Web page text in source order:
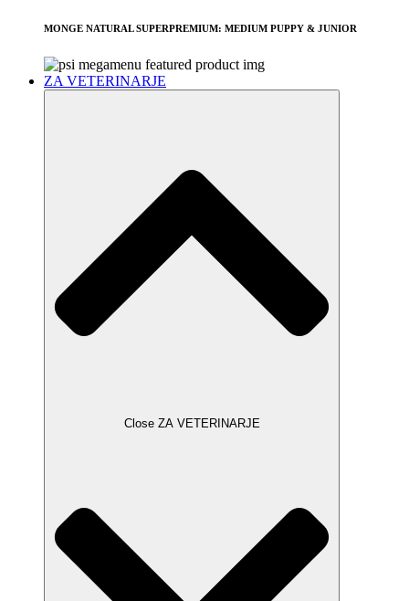
MONGE NATURAL SUPERPREMIUM: MEDIUM PUPPY & JUNIOR
ZA VETERINARJE
Close ZA VETERINARJE